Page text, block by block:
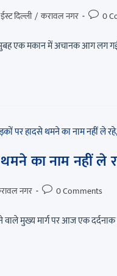
ईस्ट दिल्ली / करावल नगर 0
सुबह एक मकान में अचानक आग
का नाम नहीं ले
नगर 0 Comments
वाले मुख्य मार्ग पर आज एक